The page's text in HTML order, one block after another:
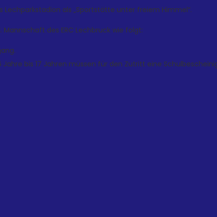
als „Sportstätte unter freiem Himmel“.
des ERC Lechbruck wie folgt:
bis 17 Jahren müssen für den Zutritt eine